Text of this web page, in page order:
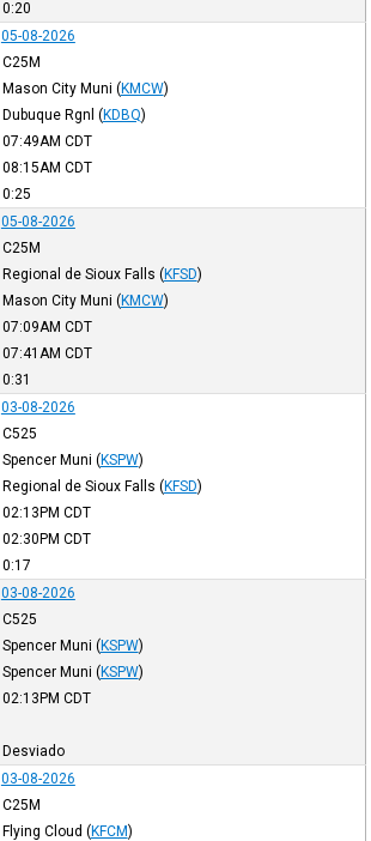
0:20
05-08-2026
C25M
Mason City Muni (KMCW)
Dubuque Rgnl (KDBQ)
07:49AM CDT
08:15AM CDT
0:25
05-08-2026
C25M
Regional de Sioux Falls (KFSD)
Mason City Muni (KMCW)
07:09AM CDT
07:41AM CDT
0:31
03-08-2026
C525
Spencer Muni (KSPW)
Regional de Sioux Falls (KFSD)
02:13PM CDT
02:30PM CDT
0:17
03-08-2026
C525
Spencer Muni (KSPW)
Spencer Muni (KSPW)
02:13PM CDT
Desviado
03-08-2026
C25M
Flying Cloud (KFCM)